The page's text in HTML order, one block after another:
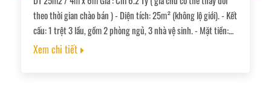
theo thời gian chào bán ) - Diện tích: 25m² (không lộ giới). - Kết
cấu: 1 trệt 3 lầu, gồm 2 phòng ngủ, 3 nhà vệ sinh. - Mặt tiền:
4m — Chiều dài: 6m. ✔️ Diện tích chuẩn vuông, phù hợp để ở,
Xem chi tiết